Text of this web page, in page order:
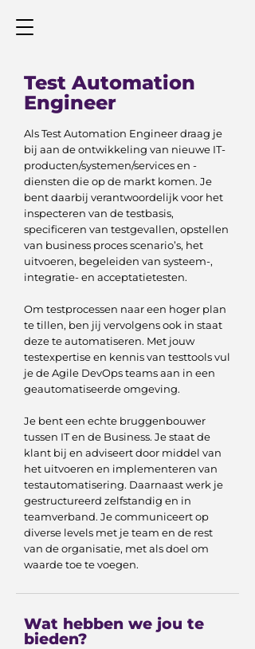
Test Automation
Engineer
Als Test Automation Engineer draag je
bij aan de ontwikkeling van nieuwe IT-
producten/systemen/services en -
diensten die op de markt komen. Je
bent daarbij verantwoordelijk voor het
inspecteren van de testbasis,
specificeren van testgevallen, opstellen
van business proces scenario’s, het
uitvoeren, begeleiden van systeem-,
integratie- en acceptatietesten.
Om testprocessen naar een hoger plan
te tillen, ben jij vervolgens ook in staat
deze te automatiseren. Met jouw
testexpertise en kennis van testtools vul
je de Agile DevOps teams aan in een
geautomatiseerde omgeving.
Je bent een echte bruggenbouwer
tussen IT en de Business. Je staat de
klant bij en adviseert door middel van
het uitvoeren en implementeren van
testautomatisering. Daarnaast werk je
gestructureerd zelfstandig en in
teamverband. Je communiceert op
diverse levels met je team en de rest
van de organisatie, met als doel om
waarde toe te voegen.
Wat hebben we jou te
bieden?